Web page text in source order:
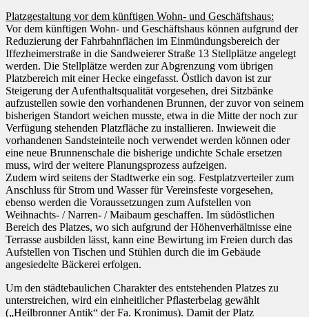
Platzgestaltung vor dem künftigen Wohn- und Geschäftshaus:
Vor dem künftigen Wohn- und Geschäftshaus können aufgrund der
Reduzierung der Fahrbahnflächen im Einmündungsbereich der
Iffezheimerstraße in die Sandweierer Straße 13 Stellplätze angelegt
werden. Die Stellplätze werden zur Abgrenzung vom übrigen
Platzbereich mit einer Hecke eingefasst. Östlich davon ist zur
Steigerung der Aufenthaltsqualität vorgesehen, drei Sitzbänke
aufzustellen sowie den vorhandenen Brunnen, der zuvor von seinem
bisherigen Standort weichen musste, etwa in die Mitte der noch zur
Verfügung stehenden Platzfläche zu installieren. Inwieweit die
vorhandenen Sandsteinteile noch verwendet werden können oder
eine neue Brunnenschale die bisherige undichte Schale ersetzen
muss, wird der weitere Planungsprozess aufzeigen.
Zudem wird seitens der Stadtwerke ein sog. Festplatzverteiler zum
Anschluss für Strom und Wasser für Vereinsfeste vorgesehen,
ebenso werden die Voraussetzungen zum Aufstellen von
Weihnachts- / Narren- / Maibaum geschaffen. Im südöstlichen
Bereich des Platzes, wo sich aufgrund der Höhenverhältnisse eine
Terrasse ausbilden lässt, kann eine Bewirtung im Freien durch das
Aufstellen von Tischen und Stühlen durch die im Gebäude
angesiedelte Bäckerei erfolgen.
Um den städtebaulichen Charakter des entstehenden Platzes zu
unterstreichen, wird ein einheitlicher Pflasterbelag gewählt
(„Heilbronner Antik“ der Fa. Kronimus). Damit der Platz